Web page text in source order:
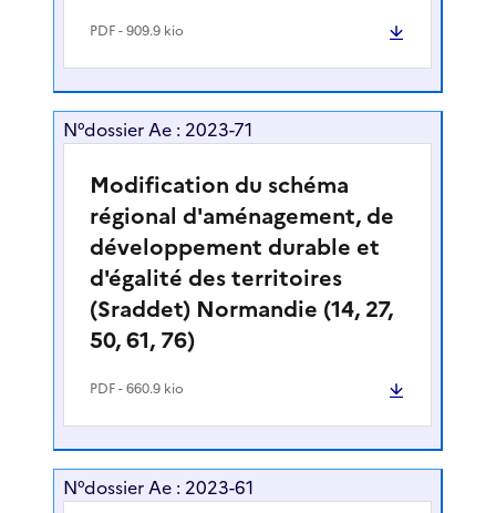
PDF- 909.9 kio
N°dossier Ae : 2023-71
Modification du schéma
régional d'aménagement, de
développement durable et
d'égalité des territoires
(Sraddet) Normandie (14, 27,
50, 61, 76)
PDF- 660.9 kio
N°dossier Ae : 2023-61